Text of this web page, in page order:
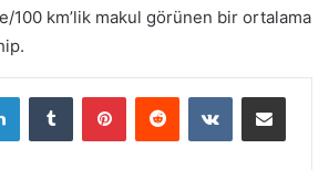
100 km’lik makul görünen bir ortalama